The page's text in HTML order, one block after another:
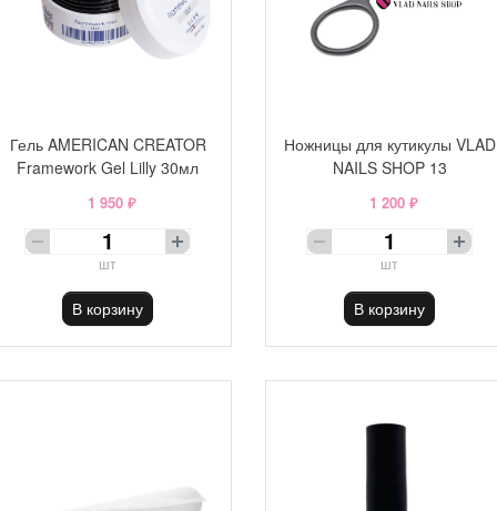
Гель AMERICAN CREATOR
Framework Gel Lilly 30мл
1 950 ₽
шт
В корзину
Ножницы для кутикулы VLAD
NAILS SHOP 13
1 200 ₽
шт
В корзину